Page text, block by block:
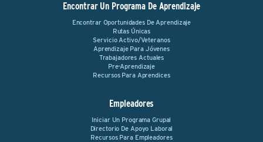
Encontrar Un Programa De Aprendizaje
Encontrar Oportunidades De Aprendizaje
Rutas Únicas
Servicio Activo/Veteranos
Aprendizaje Para Jóvenes
Trabajadores Actuales
Pre-Aprendizaje
Recursos Para Aprendices
Empleadores
Iniciar Un Programa Grupal
Directorio De Apoyo Laboral
Recursos Para Empleadores